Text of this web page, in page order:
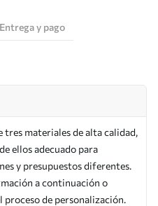
Entrega y pago
tres materiales de alta calidad,
ellos adecuado para
y presupuestos diferentes.
a continuación o
proceso de personalización.